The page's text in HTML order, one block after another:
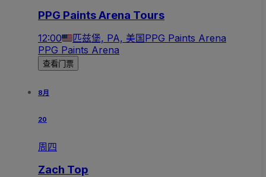
PPG Paints Arena Tours
12:00 匹兹堡, PA, 美国PPG Paints Arena
PPG Paints Arena
查看门票
8月
20
周四
Zach Top